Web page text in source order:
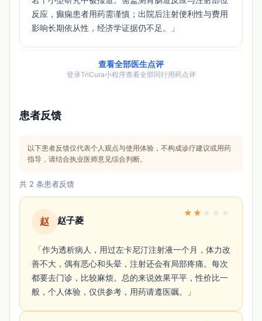
反应，癫痫患者用药需谨慎；出院后注射便利性与费用
影响长期依从性，经济学证据仍不足。」
查看全部医生点评
登录TriCura小程序查看全部同行用药点评
患者反馈
以下患者反馈仅代表个人观点与使用体验，不构成诊疗建议或用药
指导，请结合执业医师意见综合判断。
共 2 条患者反馈
赵 赵子菱
★ ★ ★ ★ ★
善不大，偶有恶心和头晕，注射还会有局部疼痛。每次
都要去门诊，比较麻烦。总的来说效果平平，性价比一
般，个人体验，仅供参考，用药请遵医嘱。」